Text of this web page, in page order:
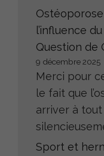
l’influence
Question de
9 décembre 2025
Merci pour
le fait que
arriver à
Sport et